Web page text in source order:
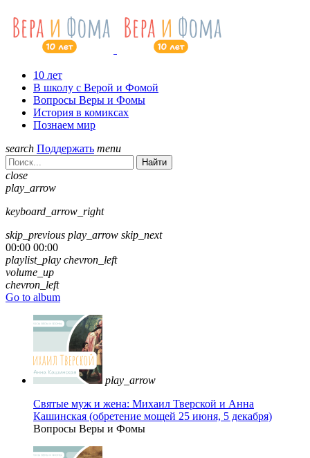
10 лет
В школу с Верой и Фомой
Вопросы Веры и Фомы
История в комиксах
Познаем мир
search Поддержать menu
Найти
close
play_arrow
keyboard_arrow_right
skip_previous play_arrow skip_next
00:00 00:00
playlist_play chevron_left
volume_up
chevron_left
Go to album
play_arrow
Святые муж и жена: Михаил Тверской и Анна
Кашинская (обретение мощей 25 июня, 5 декабря)
Вопросы Веры и Фомы